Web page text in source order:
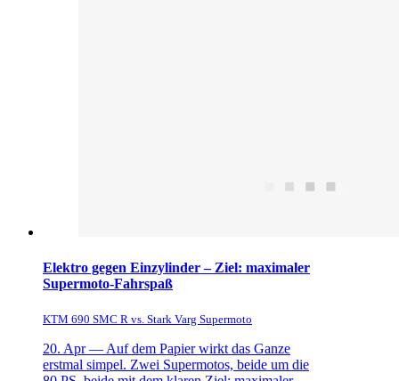
Elektro gegen Einzylinder – Ziel: maximaler
Supermoto-Fahrspaß
KTM 690 SMC R vs. Stark Varg Supermoto
20. Apr — Auf dem Papier wirkt das Ganze
erstmal simpel. Zwei Supermotos, beide um die